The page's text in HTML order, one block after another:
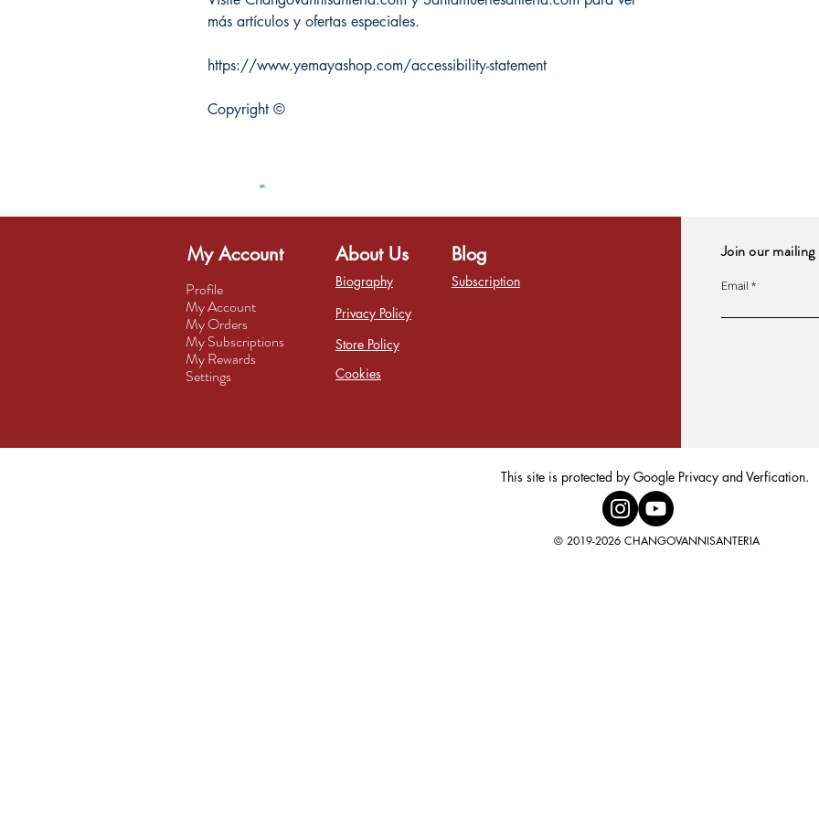
más artículos y ofertas especiales.
https://www.yemayashop.com/accessibility-statement
Copyright ©
My Account
Profile
My Account
My Orders
My Subscriptions
My Rewards
Settings
About Us
Biography
Privacy Policy
Store Policy
Cookies
Blog
Subscription
Join our
Email
This site is protected by Google Privacy and Verfication.
© 2019-2026 CHANGOVANNISANTERIA